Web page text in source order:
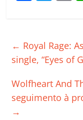
e
b
o
k
er l
← Royal Rage:
single, “Eyes of
Wolfheart And
seguimento à
→